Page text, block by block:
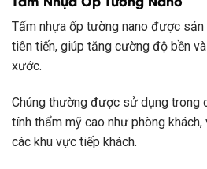
Tấm nhựa ốp tường nano được
tiên tiến, giúp tăng cường độ bền
xước.
Chúng thường được sử dụng trong
tính thẩm mỹ cao như phòng
các khu vực tiếp khách.